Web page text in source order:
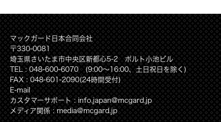
マックガード日本合同会社
〒330-0081
埼玉県さいたま市中央区新都心5-2 ポルト小池ビル
TEL : 048-600-6070 (9:00〜16:00、土日祝日を除く)
FAX : 048-601-2090(24時間受付)
E-mail
カスタマーサポート : info.japan@mcgard.jp
メディア関係 : media@mcgard.jp